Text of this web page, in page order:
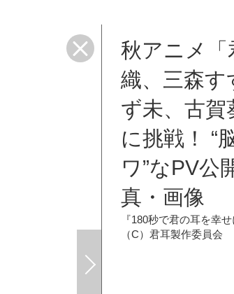
秋アニメ「
織、三森す
ず未、古賀
に挑戦！ “
ワ”なPV公
真・画像
『180秒で君の耳を幸
（C）君耳製作委員会